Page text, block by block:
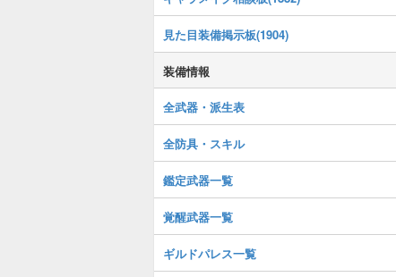
見た目装備掲示板(1904)
装備情報
全武器・派生表
全防具・スキル
鑑定武器一覧
覚醒武器一覧
ギルドパレス一覧